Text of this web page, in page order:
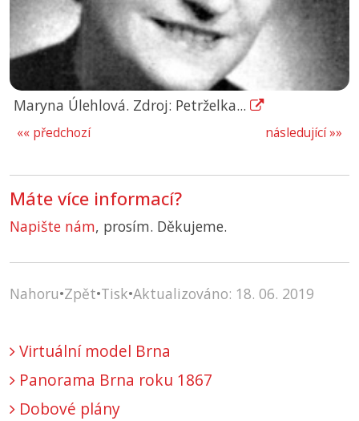
Maryna Úlehlová. Zdroj: Petrželka...
následující »»
«« předchozí
Máte více informací?
Napište nám, prosím. Děkujeme.
Nahoru•Zpět•Tisk•Aktualizováno: 18. 06. 2019
Virtuální model Brna
Panorama Brna roku 1867
Dobové plány